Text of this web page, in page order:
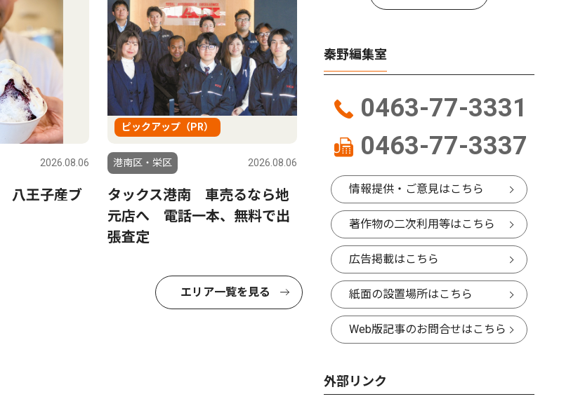
2026.08.06
八王子産ブ
ピックアップ（PR）
港南区・栄区 2026.08.06
タックス港南 車売るなら地
元店へ 電話一本、無料で出
張査定
エリア一覧を見る
秦野編集室
0463-77-3331
0463-77-3337
情報提供・ご意見はこちら
著作物の二次利用等はこちら
広告掲載はこちら
紙面の設置場所はこちら
Web版記事のお問合せはこちら
外部リンク